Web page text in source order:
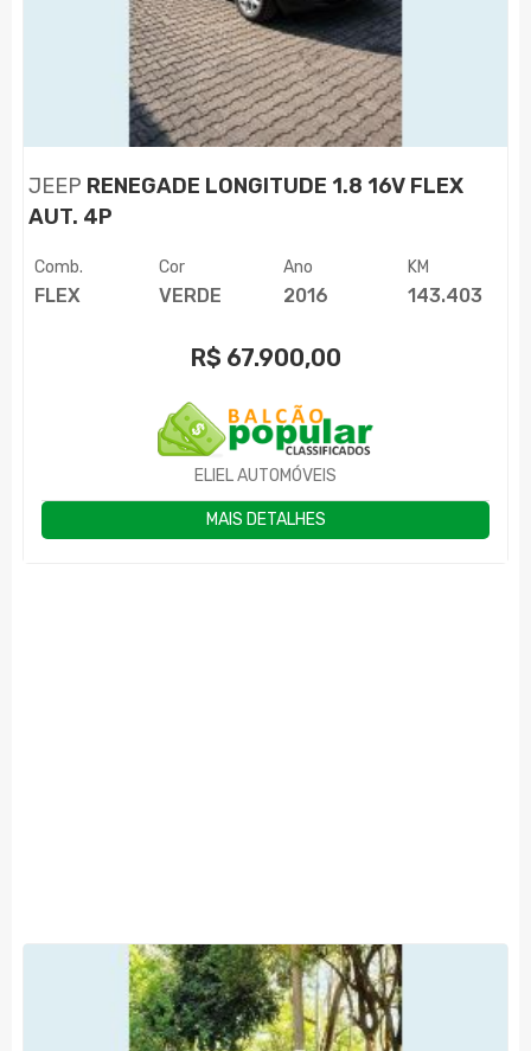
JEEP RENEGADE LONGITUDE 1.8 16V FLEX
AUT. 4P
Comb.
FLEX
Cor
VERDE
Ano
2016
KM
143.403
R$ 67.900,00
ELIEL AUTOMÓVEIS
MAIS DETALHES